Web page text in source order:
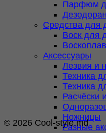
Парфюм
Средства для
Воск для
Аксессуары
Лезвия и
Техника
Техника
Расчёски
Ножницы
Разные
© 2026 Cool-style.md